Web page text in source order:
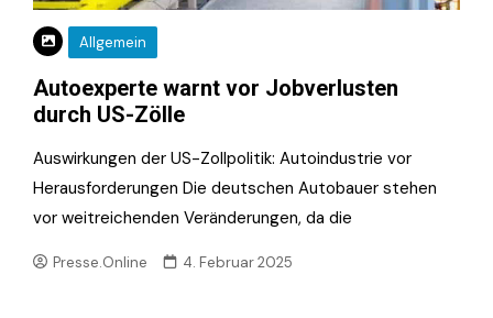
Allgemein
Autoexperte warnt vor Jobverlusten
durch US-Zölle
Auswirkungen der US-Zollpolitik: Autoindustrie vor
Herausforderungen Die deutschen Autobauer stehen
vor weitreichenden Veränderungen, da die
Presse.Online 4. Februar 2025